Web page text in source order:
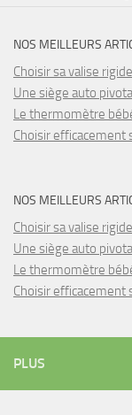
NOS MEILLEURS
Choisir sa valise rigide
Une siège auto
Le thermomètre
Choisir efficacement
NOS MEILLEURS
Choisir sa valise rigide
Une siège auto
Le thermomètre
Choisir efficacement
PLUS